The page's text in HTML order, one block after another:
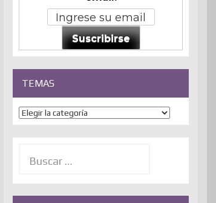
Suscribirse
TEMAS
Temas